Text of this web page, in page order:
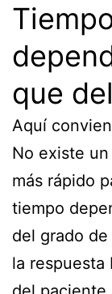
que
Aquí
No existe
más rápido
tiempo
del grado
la respuesta